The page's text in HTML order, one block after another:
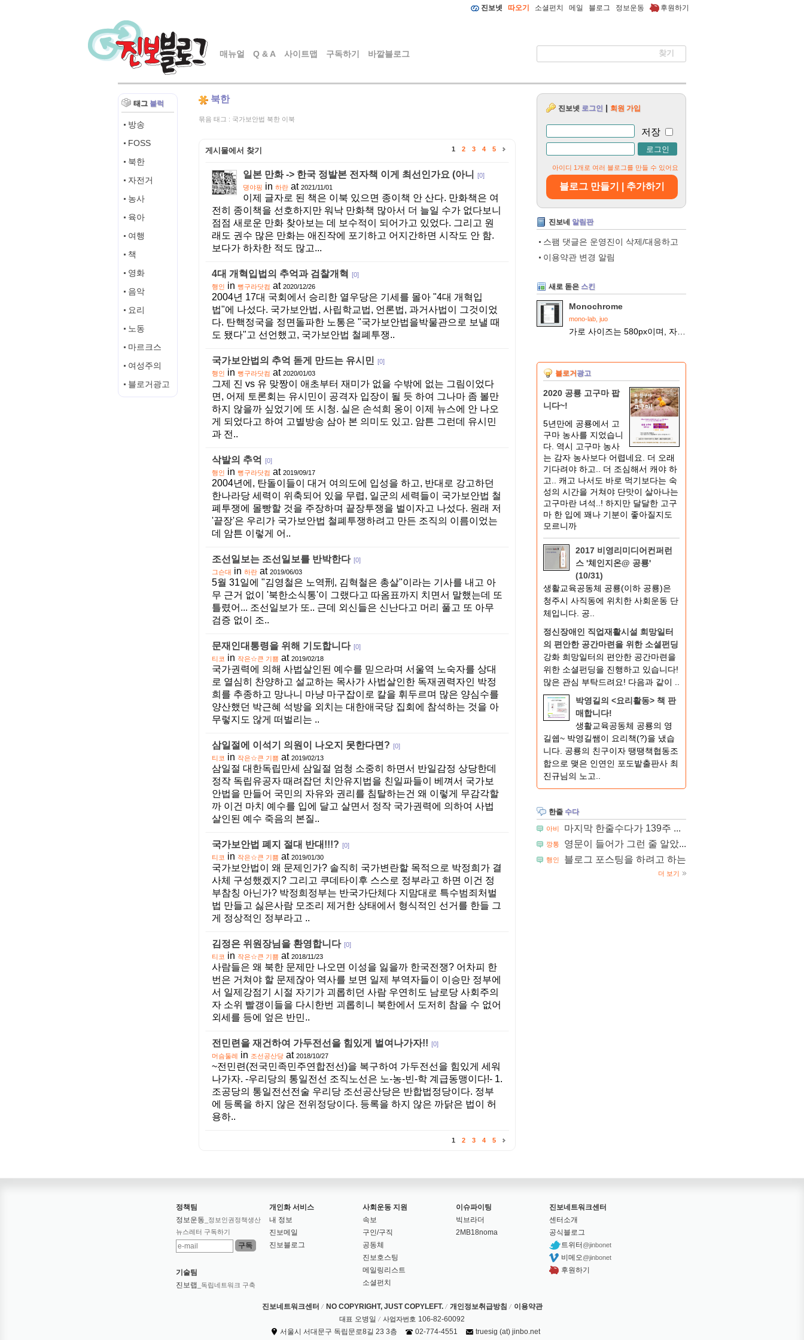
진보넷 따오기 소셜펀치 메일 블로그 정보운동 후원하기
매뉴얼 Q & A 사이트맵 구독하기 바깥블로그
태그 블럭
방송
FOSS
북한
자전거
농사
육아
여행
책
영화
음악
요리
노동
마르크스
여성주의
블로거광고
북한
묶음 태그 : 국가보안법 북한 이북
게시물에서 찾기 1 2 3 4 5
일본 만화 -> 한국 정발본 전자책 이게 최선인가요 (아니
[0]
뎡야핑 in 하란 at 2021/11/01
이제 글자로 된 책은 이북 있으면 종이책 안 산다. 만화책은 여
전히 종이책을 선호하지만 워낙 만화책 많아서 더 늘일 수가 없다보니
점점 새로운 만화 찾아보는 데 보수적이 되어가고 있었다. 그리고 원
래도 권수 많은 만화는 애진작에 포기하고 어지간하면 시작도 안 함.
보다가 하차한 적도 많고...
4대 개혁입법의 추억과 검찰개혁
[0]
행인 in 뻥구라닷컴 at 2020/12/26
2004년 17대 국회에서 승리한 열우당은 기세를 몰아 "4대 개혁입
법"에 나섰다. 국가보안법, 사립학교법, 언론법, 과거사법이 그것이었
다. 탄핵정국을 정면돌파한 노통은 "국가보안법을박물관으로 보낼 때
도 됐다"고 선언했고, 국가보안법 철폐투쟁..
국가보안법의 추억 돋게 만드는 유시민 [0]
행인 in 뻥구라닷컴 at 2020/01/03
그제 진 vs 유 맞짱이 애초부터 재미가 없을 수밖에 없는 그림이었다
면, 어제 토론회는 유시민이 공격자 입장이 될 듯 하여 그나마 좀 볼만
하지 않을까 싶었기에 또 시청. 실은 손석희 옹이 이제 뉴스에 안 나오
게 되었다고 하여 고별방송 삼아 본 의미도 있고. 암튼 그런데 유시민
과 전..
삭발의 추억
[0]
행인 in 뻥구라닷컴 at 2019/09/17
2004년에, 탄돌이들이 대거 여의도에 입성을 하고, 반대로 강고하던
한나라당 세력이 위축되어 있을 무렵, 일군의 세력들이 국가보안법 철
폐투쟁에 몰빵할 것을 주장하며 끝장투쟁을 벌이자고 나섰다. 원래 저
'끝장'은 우리가 국가보안법 철폐투쟁하려고 만든 조직의 이름이었는
데 암튼 이렇게 어..
조선일보는 조선일보를 반박한다 [0]
그슨대 in 하란 at 2019/06/03
5월 31일에 "김영철은 노역刑, 김혁철은 총살"이라는 기사를 내고 아
무 근거 없이 '북한소식통'이 그랬다고 따옴표까지 치면서 말했는데 또
틀렸어... 조선일보가 또.. 근데 외신들은 신난다고 머리 풀고 또 아무
검증 없이 조..
문재인대통령을 위해 기도합니다 [0]
티코 in 작은☆큰 기쁨 at 2019/02/18
국가권력에 의해 사법살인된 예수를 믿으라며 서울역 노숙자를 상대
로 열심히 찬양하고 설교하는 목사가 사법살인한 독재권력자인 박정
희를 추종하고 망나니 마냥 마구잡이로 칼을 휘두르며 많은 양심수를
양산했던 박근혜 석방을 외치는 대한애국당 집회에 참석하는 것을 아
무렇지도 않게 떠벌리는 ..
삼일절에 이석기 의원이 나오지 못한다면? [0]
티코 in 작은☆큰 기쁨 at 2019/02/13
삼일절 대한독립만세 삼일절 엄청 소중히 하면서 반일감정 상당한데
정작 독립유공자 때려잡던 치안유지법을 친일파들이 베껴서 국가보
안법을 만들어 국민의 자유와 권리를 침탈하는건 왜 이렇게 무감각할
까 이건 마치 예수를 입에 달고 살면서 정작 국가권력에 의하여 사법
살인된 예수 죽음의 본질..
국가보안법 폐지 절대 반대!!!? [0]
티코 in 작은☆큰 기쁨 at 2019/01/30
국가보안법이 왜 문제인가? 솔직히 국가변란할 목적으로 박정희가 결
사체 구성했겠지? 그리고 쿠데타이후 스스로 정부라고 하면 이건 정
부참칭 아닌가? 박정희정부는 반국가단체다 지맘대로 특수범죄처벌
법 만들고 싫은사람 모조리 제거한 상태에서 형식적인 선거를 한들 그
게 정상적인 정부라고 ..
김정은 위원장님을 환영합니다 [0]
티코 in 작은☆큰 기쁨 at 2018/11/23
사람들은 왜 북한 문제만 나오면 이성을 잃을까 한국전쟁? 어차피 한
번은 거쳐야 할 문제잖아 역사를 보면 일제 부역자들이 이승만 정부에
서 일제강점기 시절 자기가 괴롭히던 사람 우연히도 남로당 사회주의
자 소위 빨갱이들을 다시한번 괴롭히니 북한에서 도저히 참을 수 없어
외세를 등에 엎은 반민..
전민련을 재건하여 가두전선을 힘있게 벌여나가자!! [0]
머슴둘레 in 조선공산당 at 2018/10/27
~전민련(전국민족민주연합전선)을 복구하여 가두전선을 힘있게 세워
나가자. -우리당의 통일전선 조직노선은 노-농-빈-학 계급동맹이다!- 1.
조공당의 통일전선전술 우리당 조선공산당은 반합법정당이다. 정부
에 등록을 하지 않은 전위정당이다. 등록을 하지 않은 까닭은 법이 허
용하..
1 2 3 4 5
진보넷 로그인 | 회원 가입
저장
아이디 1개로 여러 블로그를 만들 수 있어요
블로그 만들기 | 추가하기
진보네 알림판
스팸 댓글은 운영진이 삭제/대응하고
이용약관 변경 알림
새로 돋은 스킨
Monochrome
mono-lab, juo
블로거 광고
2020 공룡 고구마 팝
니다~!
5년만에 공룡에서 고
구마 농사를 지었습니
다. 역시 고구마 농사
는 감자 농사보다 어렵네요. 더 오래
기다려야 하고.. 더 조심해서 캐야 하
고.. 캐고 나서도 바로 먹기보다는 숙
성의 시간을 거쳐야 단맛이 살아나는
고구마란 녀석..! 하지만 달달한 고구
마 한 입에 꽤나 기분이 좋아질지도
모르니까
2017 비영리미디어컨퍼런
스 '체인지온@ 공룡'
(10/31)
생활교육공동체 공룡(이하 공룡)은
청주시 사직동에 위치한 사회운동 단
체입니다. 공..
정신장애인 직업재활시설 희망일터
의 편안한 공간마련을 위한 소셜펀딩
강화 희망일터의 편안한 공간마련을
위한 소셜펀딩을 진행하고 있습니다!
많은 관심 부탁드려요! 다음과 같이 ..
박영길의 <요리활동> 책 판
매합니다!
생활교육공동체 공룡의 영
길쉡~ 박영길쌤이 요리책(?)을 냈습
니다. 공룡의 친구이자 땡땡책협동조
합으로 맺은 인연인 포도밭출판사 최
진규님의 노고..
한줄 수다
아비 마지막 한줄수다가 139주 ...
깡통 영문이 들어가 그런 줄 알았...
행인 블로그 포스팅을 하려고 하는...
더 보기
정책팀
정보운동 _정보인권정책생산
뉴스레터 구독하기
기술팀
진보랩
_독립네트워크 구축
개인화 서비스
내 정보
진보메일
진보블로그
사회운동 지원
속보
구인/구직
공동체
진보호스팅
메일링리스트
소셜펀치
이슈파이팅
빅브라더
2MB18noma
진보네트워크센터
센터소개
공식블로그
트위터 @jinbonet
비메오@jinbonet
후원하기
진보네트워크센터 NO COPYRIGHT, JUST COPYLEFT. 개인정보취급방침 이용약관
대표 오병일 사업자번호 106-82-60092
서울시 서대문구 독립문로8길 23 3층
02-774-4551 truesig (at) jinbo.net